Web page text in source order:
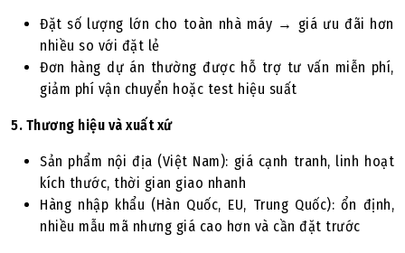
Đặt số lượng lớn cho toàn nhà máy → giá ưu đãi hơn
nhiều so với đặt lẻ
Đơn hàng dự án thường được hỗ trợ tư vấn miễn phí,
giảm phí vận chuyển hoặc test hiệu suất
5. Thương hiệu và xuất xứ
Sản phẩm nội địa (Việt Nam): giá cạnh tranh, linh hoạt
kích thước, thời gian giao nhanh
Hàng nhập khẩu (Hàn Quốc, EU, Trung Quốc): ổn định,
nhiều mẫu mã nhưng giá cao hơn và cần đặt trước